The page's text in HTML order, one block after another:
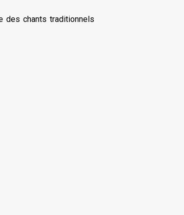
des chants traditionnels